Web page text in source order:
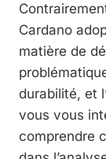
Cardano
matière de
durabilité, et
vous vous
comprendre